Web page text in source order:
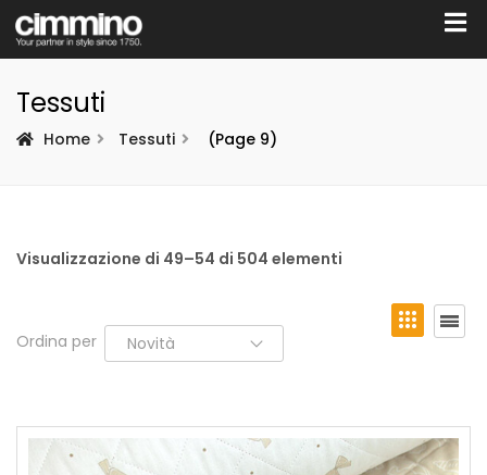
Tessuti
Home Tessuti (Page 9)
Visualizzazione di 49–54 di 504 elementi
Ordina per